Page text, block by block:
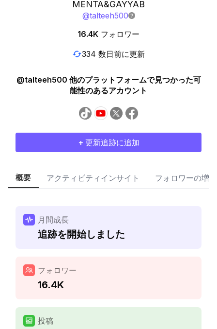
MENTA&GAYYAB
@talteeh500
16.4K フォロワー
334 数日前に更新
@talteeh500 他のプラットフォームで見つかった可
能性のあるアカウント
+ 更新追跡に追加
概要 アクティビティインサイト フォロワーの増加
月間成長
追跡を開始しました
フォロワー
16.4K
投稿